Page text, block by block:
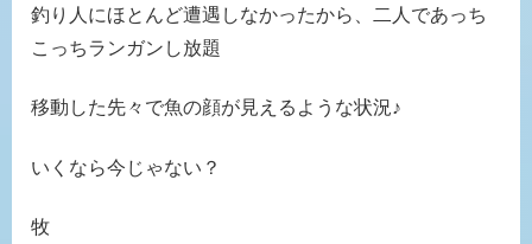
釣り人にほとんど遭遇しなかったから、二人であっち
こっちランガンし放題
移動した先々で魚の顔が見えるような状況♪
いくなら今じゃない？
牧